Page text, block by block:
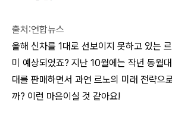
출처:연합뉴스
올해 신차를 1대로 선보이지 못하고 있는
미 예상되었죠? 지난 10월에는 작년 동월
대를 판매하면서 과연 르노의 미래 전략으
까? 이런 마음이실 것 같아요!